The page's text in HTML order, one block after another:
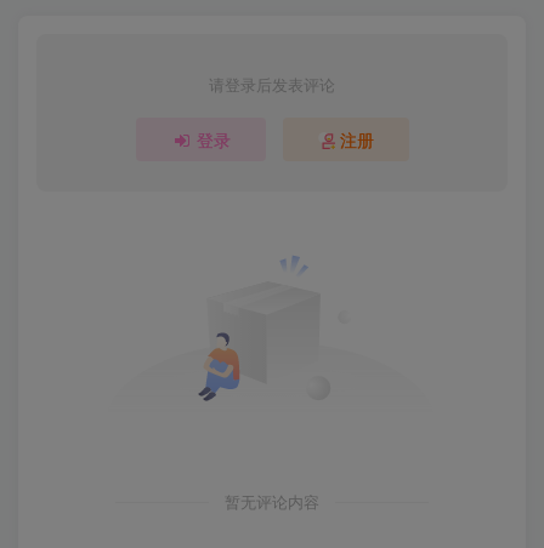
请登录后发表评论
登录 注册
暂无评论内容